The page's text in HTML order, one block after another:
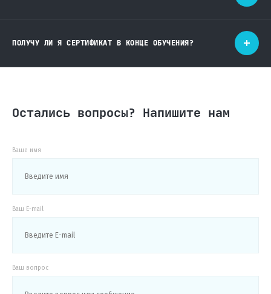
ПОЛУЧУ ЛИ Я СЕРТИФИКАТ В КОНЦЕ ОБУЧЕНИЯ?
Остались вопросы? Напишите нам
Ваше имя
Ваш E-mail
Ваш вопрос